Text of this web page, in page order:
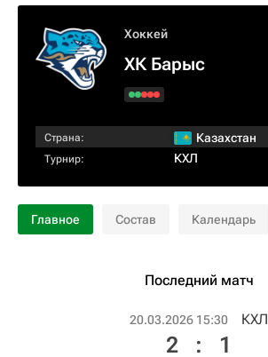
Хоккей
ХК Барыс
Страна: Казахстан
Турнир: КХЛ
Главное Состав Календарь
Последний матч
20.03.2026 15:30 КХЛ
2 : 1